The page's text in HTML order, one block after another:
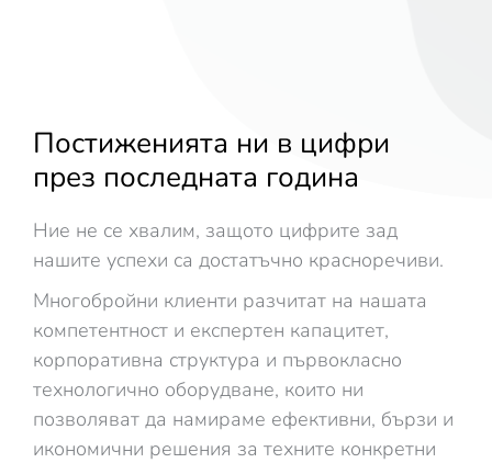
Постиженията ни в цифри
през последната година
Ние не се хвалим, защото цифрите зад
нашите успехи са достатъчно красноречиви.
Многобройни клиенти разчитат на нашата
компетентност и експертен капацитет,
корпоративна структура и първокласно
технологично оборудване, които ни
позволяват да намираме ефективни, бързи и
икономични решения за техните конкретни